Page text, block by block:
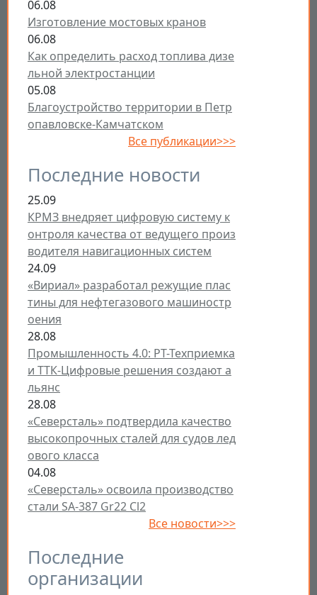
06.08
Изготовление мостовых кранов
06.08
Как определить расход топлива дизе
льной электростанции
05.08
Благоустройство территории в Петр
опавловске-Камчатском
Все публикации>>>
Последние новости
25.09
КРМЗ внедряет цифровую систему к
онтроля качества от ведущего произ
водителя навигационных систем
24.09
«Вириал» разработал режущие плас
тины для нефтегазового машиностр
оения
28.08
Промышленность 4.0: РТ-Техприемка
и ТТК-Цифровые решения создают а
льянс
28.08
«Северсталь» подтвердила качество
высокопрочных сталей для судов лед
ового класса
04.08
«Северсталь» освоила производство
стали SA-387 Gr22 Cl2
Все новости>>>
Последние
организации